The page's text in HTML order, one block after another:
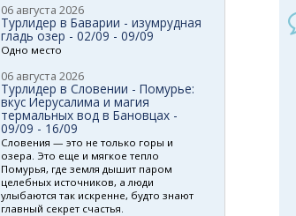
06 августа 2026
Турлидер в Баварии - изумрудная
гладь озер - 02/09 - 09/09
Одно место
06 августа 2026
Турлидер в Словении - Помурье:
вкус Иерусалима и магия
термальных вод в Бановцах -
09/09 - 16/09
Словения — это не только горы и
озера. Это еще и мягкое тепло
Помурья, где земля дышит паром
целебных источников, а люди
улыбаются так искренне, будто знают
главный секрет счастья.